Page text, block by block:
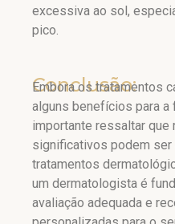
excessiva ao sol,
pico.
Conclusão:
Embora os tratamentos
alguns benefícios para a
importante ressaltar que
significativos podem ser
tratamentos
um dermatologista é
avaliação adequada e